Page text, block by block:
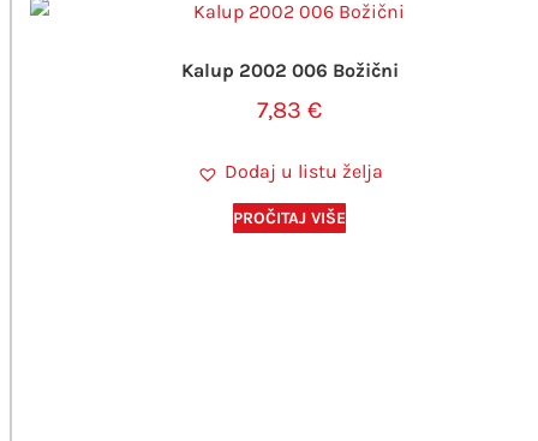
Kalup 2002 006 Božični
7,83 €
Dodaj u listu želja
PROČITAJ VIŠE